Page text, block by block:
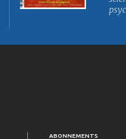
ABONNEMENTS